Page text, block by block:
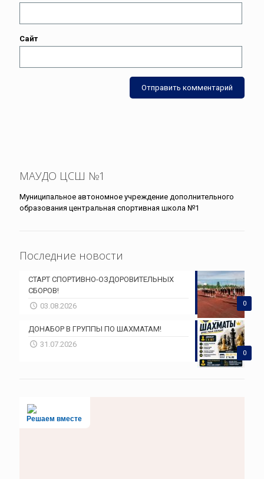
Сайт
МАУДО ЦСШ №1
Муниципальное автономное учреждение дополнительного
образования центральная спортивная школа №1
Последние новости
0
СТАРТ СПОРТИВНО-ОЗДОРОВИТЕЛЬНЫХ
СБОРОВ!
03.08.2026
0
ДОНАБОР В ГРУППЫ ПО ШАХМАТАМ!
31.07.2026
Решаем вместе